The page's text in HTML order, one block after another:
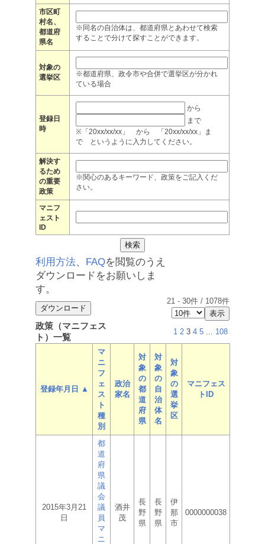
市区町
村名、
都道府
県名
※同名の自治体は、都道府県とあわせて検索
することで分けて探すことができます。
対象の
選挙区
※都道府県、政令市や合併で選挙区が分かれ
ている場合
登録日
時
から
まで
※「20xx/xx/xx」 から 「20xx/xx/xx」ま
で というように入力してください。
解決す
るため
の重要
政策
※関心のあるキーワード、政策をご記入くだ
さい。
マニフ
ェスト
ID
利用方法、 FAQを閲覧のうえ
ダウンロードをお願いしま
す。
21 - 30件 / 1078件
政策（マニフェス
ト）一覧
1 2 3 4 5 ... 108
登録年月日 ▲
マ
ニ
フ
ェ
ス
ト
種
別
政治
家名
対
象
の
都
道
府
県
対
象
の
自
治
体
名
対
象
の
選
挙
区
マニフェス
トID
2015年3月21
日
都
道
府
県
議
会
議
員
マ
ニ
酒井
茂
長
野
県
長
野
県
伊
那
市
0000000038